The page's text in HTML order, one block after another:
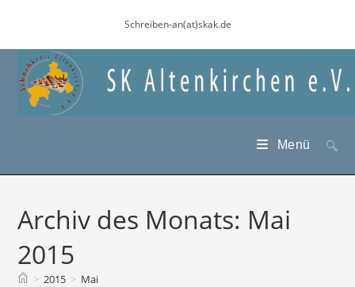
springen
Schreiben-an(at)skak.de
Menü
Archiv des Monats: Mai
2015
> 2015 > Mai